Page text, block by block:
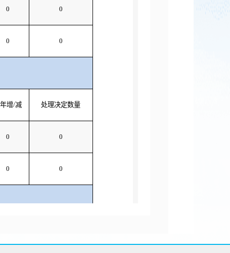
0 0
0 0
增/减 处理决定数量
0 0
0 0